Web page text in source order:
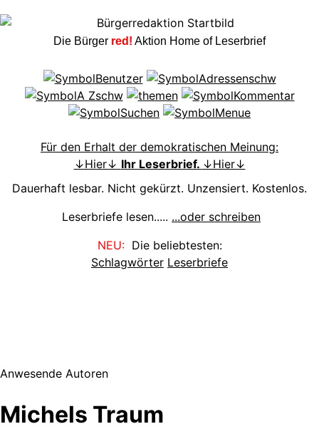
Die Bürger red! Aktion Home of Leserbrief
Für den Erhalt der demokratischen Meinung:
↓Hier↓ Ihr Leserbrief. ↓Hier↓
Dauerhaft lesbar. Nicht gekürzt. Unzensiert. Kostenlos.
Leserbriefe lesen..... ...oder schreiben
NEU:Die beliebtesten:
Schlagwörter Leserbriefe
Anwesende Autoren
Michels Traum